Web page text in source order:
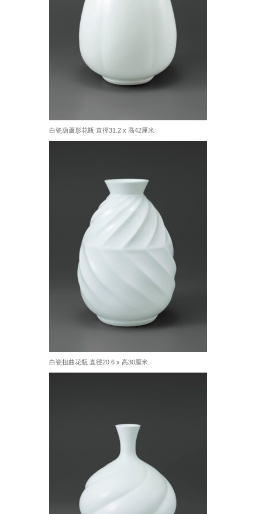
白瓷葫蘆形花瓶 直徑31.2 x 高42厘米
白瓷扭曲花瓶 直徑20.6 x 高30厘米